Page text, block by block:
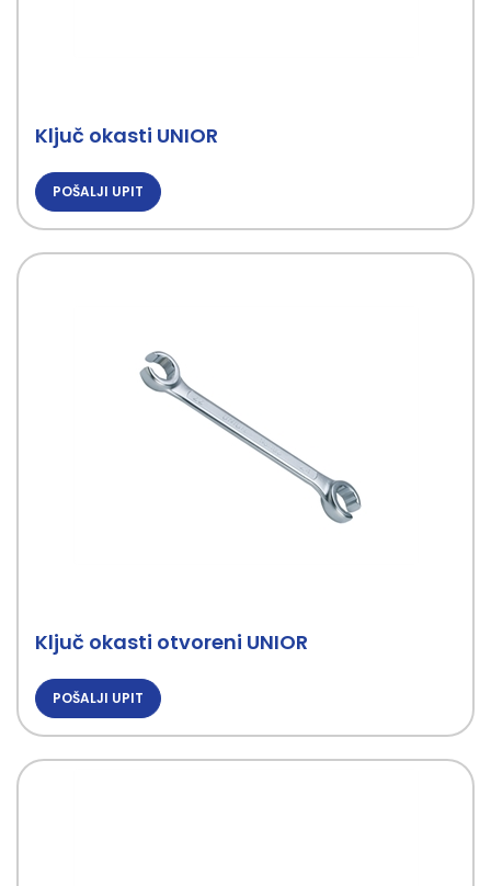
Ključ okasti UNIOR
POŠALJI UPIT
Ključ okasti otvoreni UNIOR
POŠALJI UPIT